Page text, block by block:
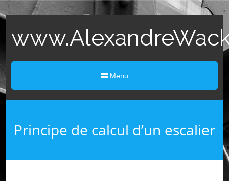
Menu
Principe de calcul d’un escalier